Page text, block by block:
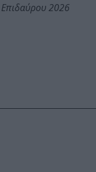
Επιδαύρου 2026